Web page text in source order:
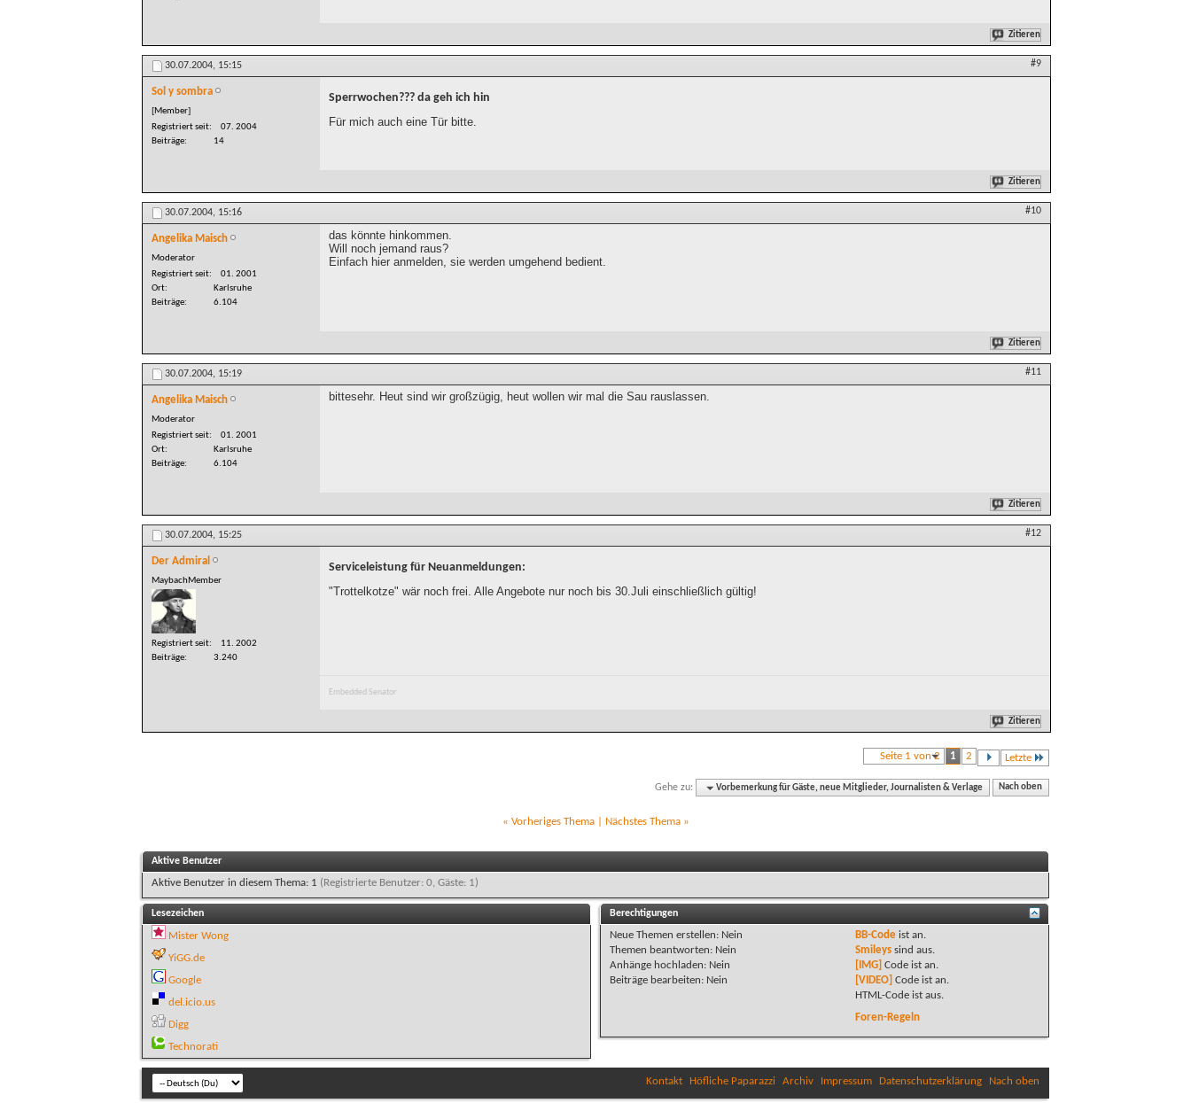
Zitieren
30.07.2004, 15:15 #9
Sol y sombra
[Member]
Registriert seit
07. 2004
Beiträge
14
Sperrwochen??? da geh ich hin
Für mich auch eine Tür bitte.
Zitieren
30.07.2004, 15:16 #10
Angelika Maisch
Moderator
Registriert seit
01. 2001
Ort
Karlsruhe
Beiträge
6.104
das könnte hinkommen.
Will noch jemand raus?
Einfach hier anmelden, sie werden umgehend bedient.
Zitieren
30.07.2004, 15:19 #11
Angelika Maisch
Moderator
Registriert seit
01. 2001
Ort
Karlsruhe
Beiträge
6.104
bittesehr. Heut sind wir großzügig, heut wollen wir mal die Sau rauslassen.
Zitieren
30.07.2004, 15:25 #12
Der Admiral
MaybachMember
Registriert seit
11. 2002
Beiträge
3.240
Serviceleistung für Neuanmeldungen:
"Trottelkotze" wär noch frei. Alle Angebote nur noch bis 30.Juli einschließlich gültig!
Embedded Senator
Zitieren
Seite 1 von 2 1 2 Letzte
Gehe zu: Vorbemerkung für Gäste, neue Mitglieder, Journalisten & Verlage Nach oben
« Vorheriges Thema| Nächstes Thema »
Aktive Benutzer
Aktive Benutzer in diesem Thema: 1 (Registrierte Benutzer: 0, Gäste: 1)
Lesezeichen
Mister Wong
YiGG.de
Google
del.icio.us
Digg
Technorati
Berechtigungen
Neue Themen erstellen: Nein
Themen beantworten: Nein
Anhänge hochladen: Nein
Beiträge bearbeiten: Nein
BB-Codeist an
Smileyssind aus.
[IMG] Code ist an
[VIDEO] Code ist an
HTML-Code ist aus.
Foren-Regeln
Kontakt Höfliche Paparazzi Archiv Impressum Datenschutzerklärung Nach oben